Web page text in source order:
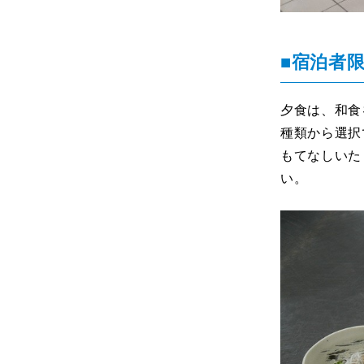
■宿泊者
夕食は、和
種類から選
もてなしい
い。